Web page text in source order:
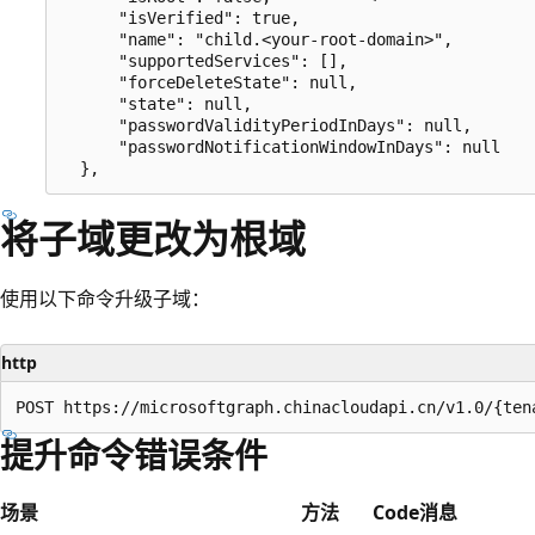
      "isVerified": true,
      "name": "child.<your-root-domain>",
      "supportedServices": [],
      "forceDeleteState": null,
      "state": null,
      "passwordValidityPeriodInDays": null,
      "passwordNotificationWindowInDays": null
将子域更改为根域
使用以下命令升级子域：
http
提升命令错误条件
场景 方法 Code消息